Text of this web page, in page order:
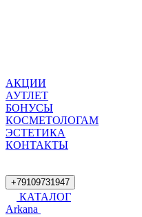
АКЦИИ
АУТЛЕТ
БОНУСЫ
КОСМЕТОЛОГАМ
ЭСТЕТИКА
КОНТАКТЫ
+79109731947
КАТАЛОГ
Arkana